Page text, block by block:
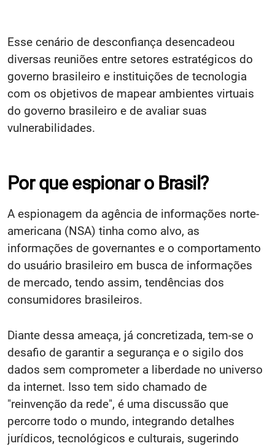
Esse cenário de desconfiança desencadeou
diversas reuniões entre setores estratégicos do
governo brasileiro e instituições de tecnologia
com os objetivos de mapear ambientes virtuais
do governo brasileiro e de avaliar suas
vulnerabilidades.
Por que espionar o Brasil?
A espionagem da agência de informações norte-
americana (NSA) tinha como alvo, as
informações de governantes e o comportamento
do usuário brasileiro em busca de informações
de mercado, tendo assim, tendências dos
consumidores brasileiros.
Diante dessa ameaça, já concretizada, tem-se o
desafio de garantir a segurança e o sigilo dos
dados sem comprometer a liberdade no universo
da internet. Isso tem sido chamado de
"reinvenção da rede", é uma discussão que
percorre todo o mundo, integrando detalhes
jurídicos, tecnológicos e culturais, sugerindo